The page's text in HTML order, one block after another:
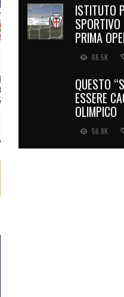
ISTITUTO
SPORTIVO
PRIMA
66.5K
QUESTO
ESSERE
OLIMPICO
56.8K